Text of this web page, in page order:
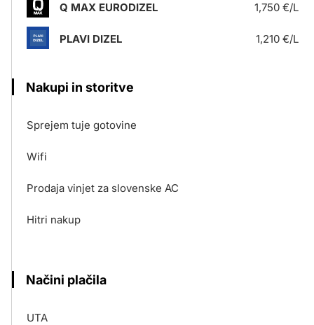
Q MAX EURODIZEL 1,750 €/L
PLAVI DIZEL 1,210 €/L
Nakupi in storitve
Sprejem tuje gotovine
Wifi
Prodaja vinjet za slovenske AC
Hitri nakup
Načini plačila
UTA